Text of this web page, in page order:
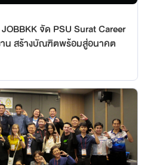
จัด PSU Surat Career
าน สร้างบัณฑิตพร้อมสู่อนาคต